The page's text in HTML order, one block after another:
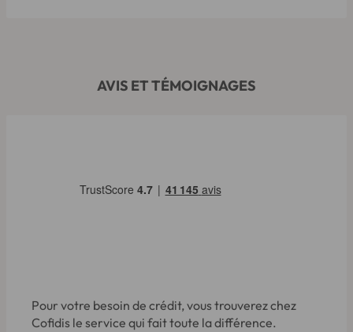
AVIS ET TÉMOIGNAGES
Pour votre besoin de crédit, vous trouverez chez
Cofidis le service qui fait toute la différence.